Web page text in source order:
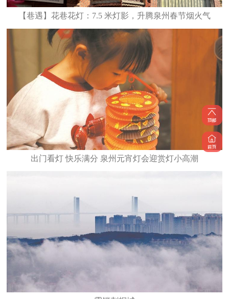
【巷遇】花巷花灯：7.5 米灯影，升腾泉州春节烟火气
出门看灯 快乐满分 泉州元宵灯会迎赏灯小高潮